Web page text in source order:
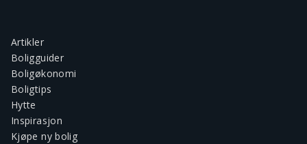
Artikler
Boligguider
Boligøkonomi
Boligtips
Hytte
Inspirasjon
Kjøpe ny bolig